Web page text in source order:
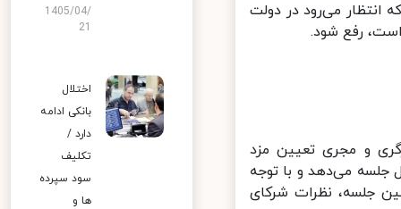
می‌رود در دولت
رفع شود.
و مجری تعیین مزد
جلسه می‌دهد و با توجه
جلسه، نظرات شرکای
1405/04/
اختلال
بانکی ادامه
دارد /
تکلیف
سود سپرده
ها و